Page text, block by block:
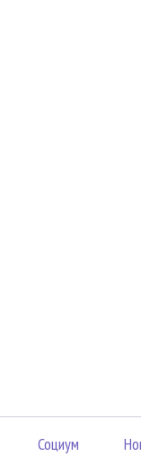
Социум